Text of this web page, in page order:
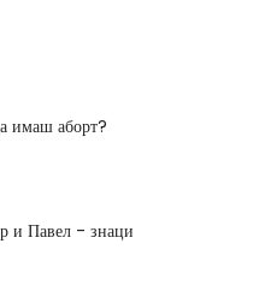
имаш аборт?
и Павел - знаци